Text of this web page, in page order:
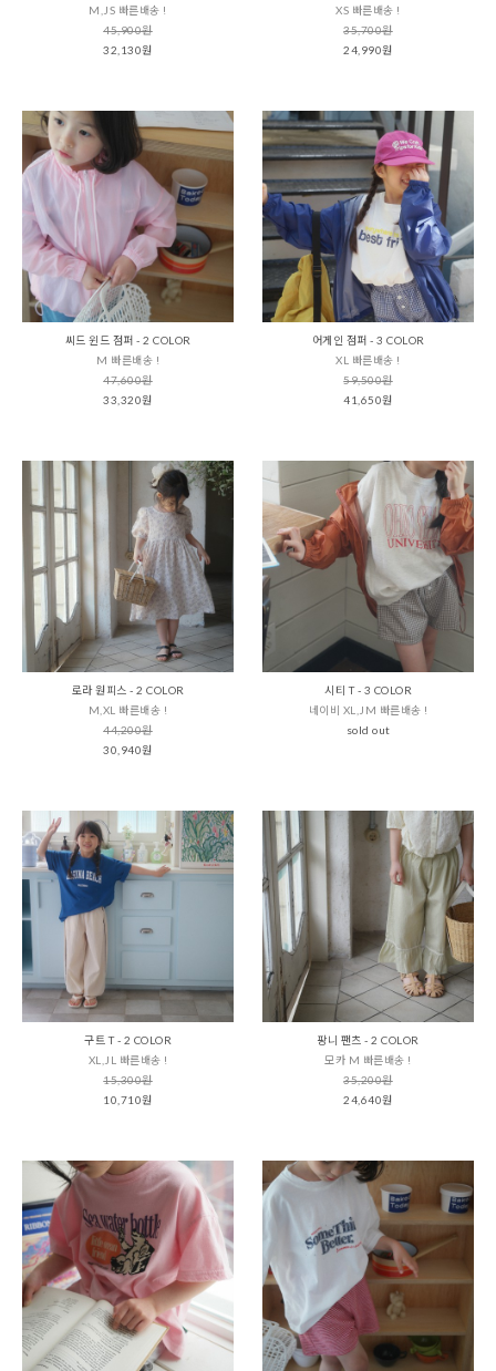
M,JS 빠른배송 !
45,900원
32,130원
XS 빠른배송 !
35,700원
24,990원
씨드 윈드 점퍼 - 2 COLOR
M 빠른배송 !
47,600원
33,320원
어게인 점퍼 - 3 COLOR
XL 빠른배송 !
59,500원
41,650원
로라 원피스 - 2 COLOR
M,XL 빠른배송 !
44,200원
30,940원
시티 T - 3 COLOR
네이비 XL,JM 빠른배송 !
sold out
구트 T - 2 COLOR
XL,JL 빠른배송 !
15,300원
10,710원
팡니 팬츠 - 2 COLOR
모카 M 빠른배송 !
35,200원
24,640원